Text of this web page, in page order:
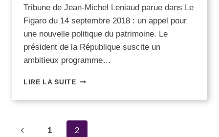
Tribune de Jean-Michel Leniaud parue dans Le
Figaro du 14 septembre 2018 : un appel pour
une nouvelle politique du patrimoine. Le
président de la République suscite un
ambitieux programme…
LIRE LA SUITE
1 2